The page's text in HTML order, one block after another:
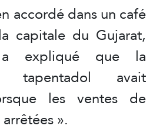
accordé dans un café
capitale du Gujarat,
expliqué que la
tapentadol avait
les ventes de
».